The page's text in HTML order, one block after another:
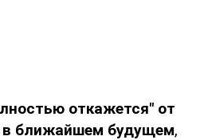
откажется" от
в ближайшем будущем,